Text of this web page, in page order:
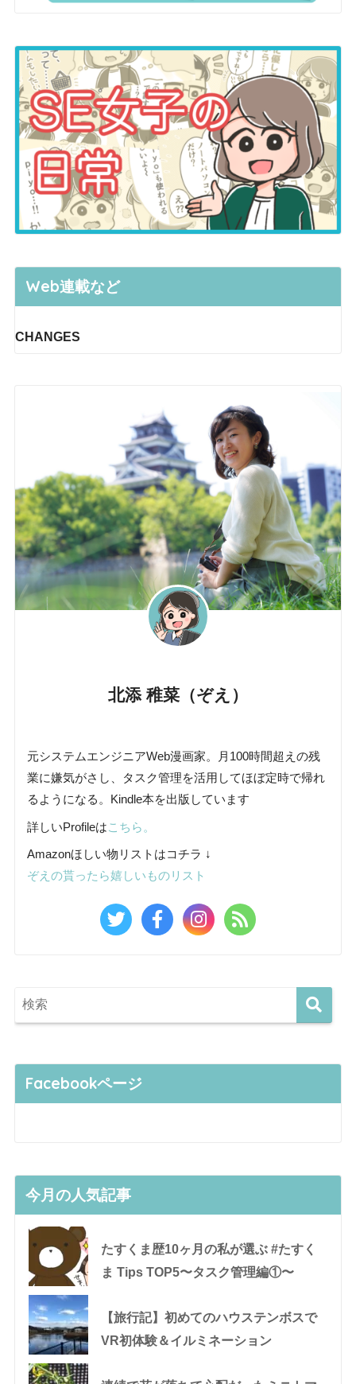
Web連載など
CHANGES
北添 稚菜（ぞえ）
元システムエンジニアWeb漫画家。月100時間超えの残
業に嫌気がさし、タスク管理を活用してほぼ定時で帰れ
るようになる。Kindle本を出版しています
詳しいProfileはこちら。
Amazonほしい物リストはコチラ ↓
ぞえの貰ったら嬉しいものリスト
Facebookページ
今月の人気記事
たすくま歴10ヶ月の私が選ぶ #たすく
ま Tips TOP5〜タスク管理編①〜
【旅行記】初めてのハウステンボスで
VR初体験＆イルミネーション